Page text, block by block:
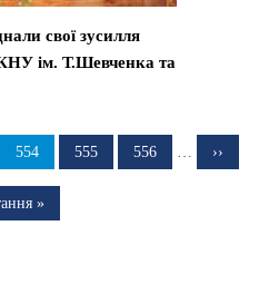
свої зусилля
ім. Т.Шевченка та
Сторінка
554 Сторінка
555 Сторінка
556 … ››
»